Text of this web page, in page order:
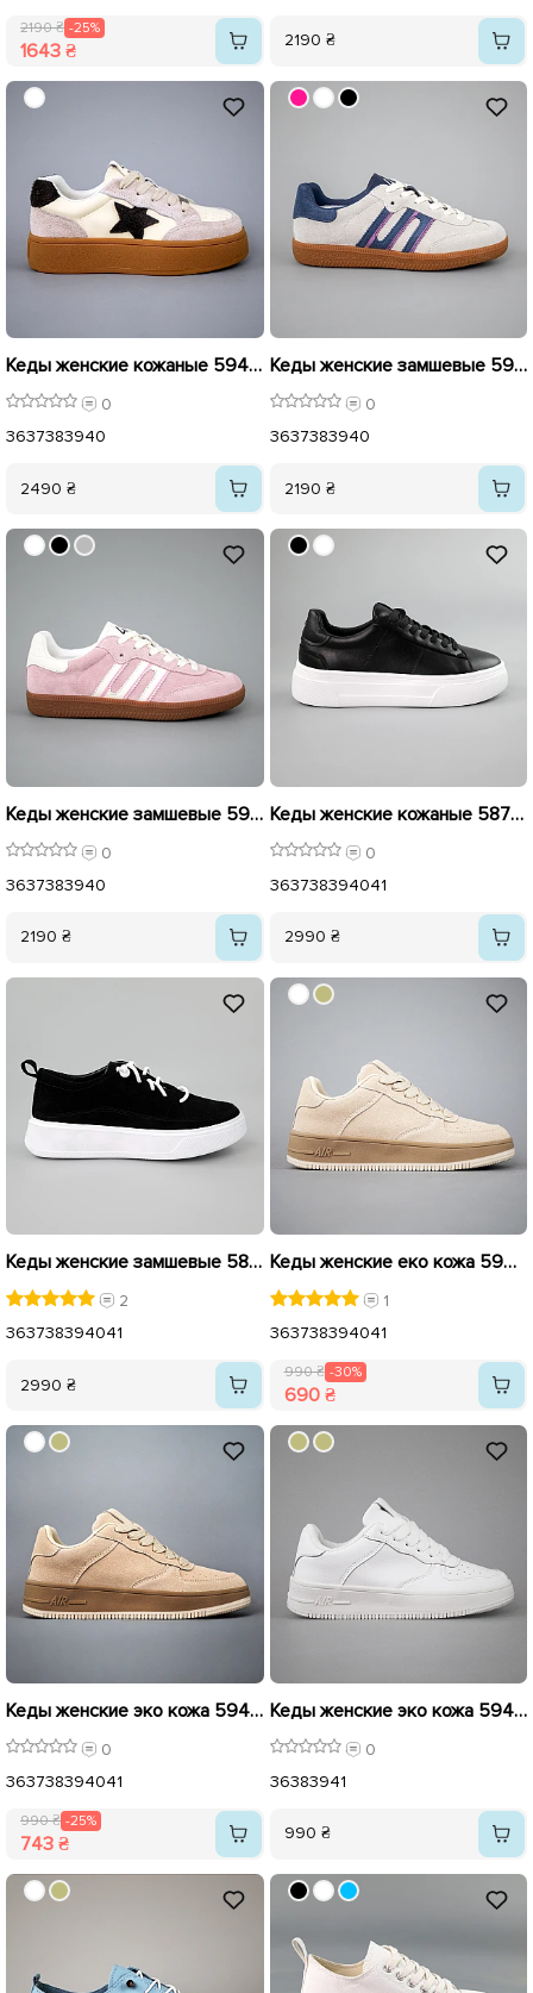
2190 ₴ -25%
1643 ₴ 2190 ₴
Кеды женские кожаные 594220 Бежевые
0
3637383940
2490 ₴
Кеды женские замшевые 594228 Серо Голубые
0
3637383940
2190 ₴
Кеды женские замшевые 594224 Розовые
0
3637383940
2190 ₴
Кеды женские кожаные 587956 Черные
0
363738394041
2990 ₴
Кеды женские замшевые 584947 Черные
2
363738394041
2990 ₴
Кеды женские еко кожа 594370 Бежевые распродажа
1
363738394041
990 ₴ -30%
690 ₴
Кеды женские эко кожа 594371 Темно Бежевые распродажа
0
363738394041
990 ₴ -25%
743 ₴
Кеды женские эко кожа 594369 Белые
0
36383941
990 ₴